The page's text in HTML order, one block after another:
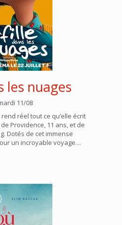
les nuages
11/08
réel tout ce qu’elle écrit
Providence, 11 ans, et de
Dotés de cet immense
un incroyable voyage…